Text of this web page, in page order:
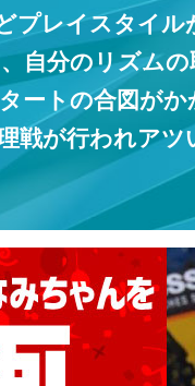
プレイスタイ
自分のリズムの
ートの合図が
戦が行われアツ